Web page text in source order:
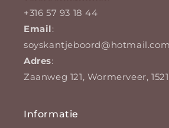
+316 57 93 18 44
Email:
soyskantjeboord@hotmail.com
Adres:
Zaanweg 121, Wormerveer,
Informatie